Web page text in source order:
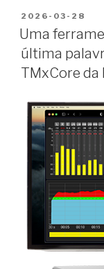
PUBLICADO
EM
2026-03-28
Uma
última
TMxCore da